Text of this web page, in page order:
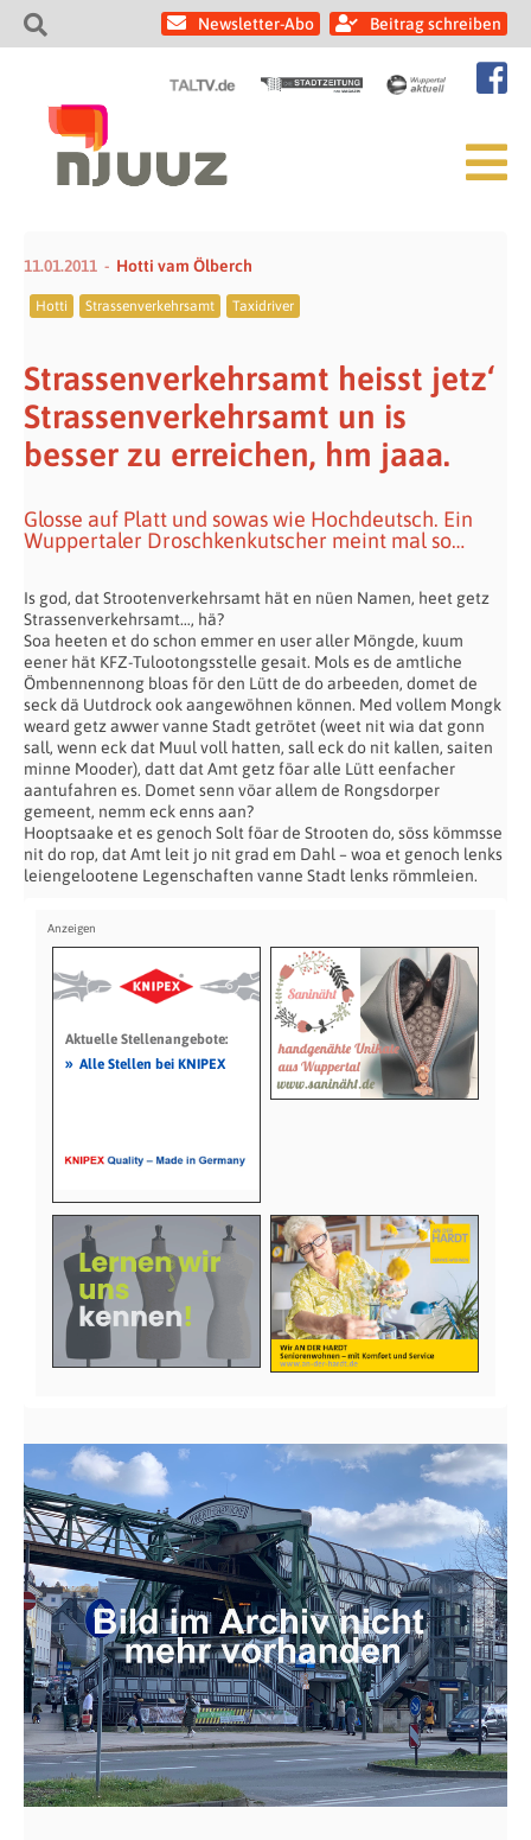
Newsletter-Abo Beitrag schreiben
11.01.2011 Hotti vam Ölberch
Hotti Strassenverkehrsamt Taxidriver
Strassenverkehrsamt heisst jetz‘
Strassenverkehrsamt un is
besser zu erreichen, hm jaaa.
Glosse auf Platt und sowas wie Hochdeutsch. Ein
Wuppertaler Droschkenkutscher meint mal so…
Is god, dat Strootenverkehrsamt hät en nüen Namen, heet getz
Strassenverkehrsamt…, hä?
Soa heeten et do schon emmer en user aller Möngde, kuum
eener hät KFZ-Tulootongsstelle gesait. Mols es de amtliche
Ömbennennong bloas för den Lütt de do arbeeden, domet de
seck dä Uutdrock ook aangewöhnen können. Med vollem Mongk
weard getz awwer vanne Stadt getrötet (weet nit wia dat gonn
sall, wenn eck dat Muul voll hatten, sall eck do nit kallen, saiten
minne Mooder), datt dat Amt getz föar alle Lütt eenfacher
aantufahren es. Domet senn vöar allem de Rongsdorper
gemeent, nemm eck enns aan?
Hooptsaake et es genoch Solt föar de Strooten do, söss kömmsse
nit do rop, dat Amt leit jo nit grad em Dahl – woa et genoch lenks
leiengelootene Legenschaften vanne Stadt lenks römmleien.
Aktuelle Stellenangebote:
» Alle Stellen bei KNIPEX